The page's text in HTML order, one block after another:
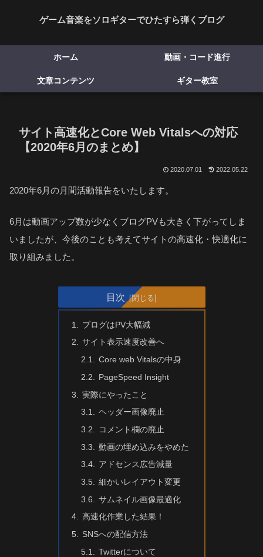
ゲーム音楽をソロギターでひたすら弾くブログ
ホーム 動画・コード進行
文章コンテンツ ギター教室
サイト高速化とCore Web Vitalsへの対応
【2020年6月のまとめ】
2020.07.01 2022.05.22
2020年6月の月間活動報告をいたします。
6月は動画アップ数が少なくブログPVも大きく下がってしま
いましたが、今後のことも考えてサイトの高速化・快適化に
取り組みました。
目次
ブログはPV大幅減
サイト表示速度改善へ
Core web Vitalsの中身
PageSpeed Insight
実際にやったこと
ヘッダー画像廃止
コメント欄の廃止
動画の埋め込みをやめた
アドセンス広告減量
細かいレイアウト変更
サムネイル画像最適化
高速化作業した結果！
SNSへの配信方法
Twitterについて